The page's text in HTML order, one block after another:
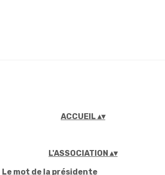
ACCUEIL ▴▾
L'ASSOCIATION ▴▾
Le mot de la présidente